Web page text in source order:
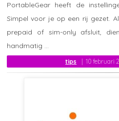
tips 10 februari
PortableGear heeft de
Simpel voor je op een rij gezet.
prepaid of sim-only afsluit,
handmatig ...